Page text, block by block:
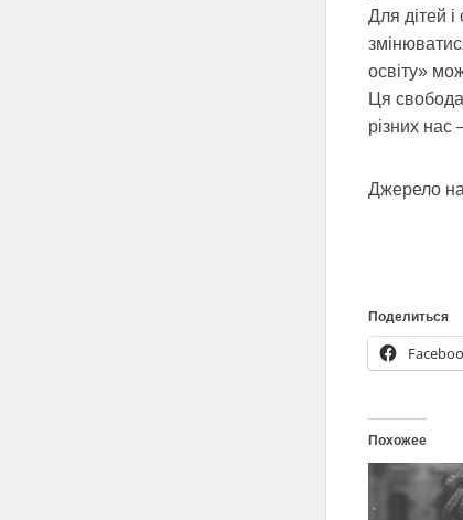
Для дітей
освіту»
Ця свобода
різних нас
Джерело на
Поделиться
Похожее